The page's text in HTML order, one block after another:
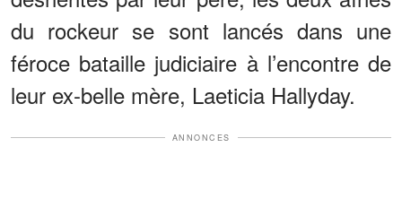
du rockeur se sont lancés dans une
féroce bataille judiciaire à l’encontre de
leur ex-belle mère, Laeticia Hallyday.
ANNONCES